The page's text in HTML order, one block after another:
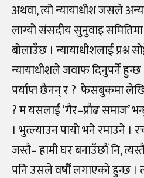
अथवा, त्यो न्यायाधीश जसले
लाग्यो संसदीय सुनुवाइ
बोलाउँछ । न्यायाधीशलाई प्रश्न
न्यायाधीशले जवाफ दिनुपर्ने
पर्याप्त छैनन् र ? फेसबुकमा
? म यसलाई ‘गैर–प्रौढ समाज’
। भुत्ल्याउन पायो भने रमाउने ।
जस्तै–हामी घर बनाउँछौं नि,
पनि उसले वर्षौं लगाएको हुन्छ ।